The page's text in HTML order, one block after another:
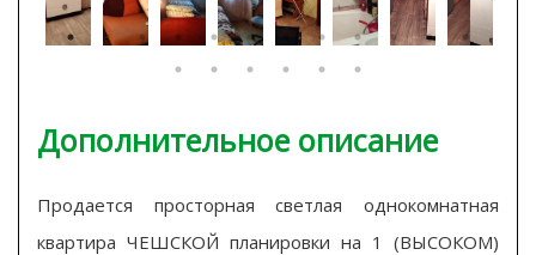
Дополнительное описание
Продается просторная светлая однокомнатная
квартира ЧЕШСКОЙ планировки на 1 (ВЫСОКОМ)